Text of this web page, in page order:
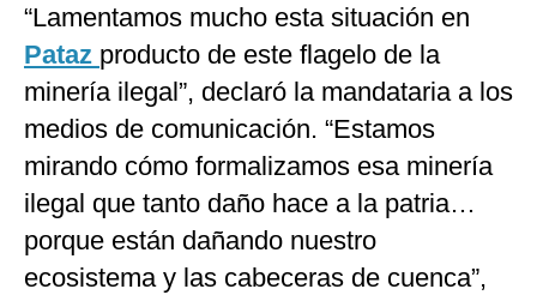
“Lamentamos mucho esta situación en
Pataz producto de este flagelo de la
minería ilegal”, declaró la mandataria a los
medios de comunicación. “Estamos
mirando cómo formalizamos esa minería
ilegal que tanto daño hace a la patria…
porque están dañando nuestro
ecosistema y las cabeceras de cuenca”,